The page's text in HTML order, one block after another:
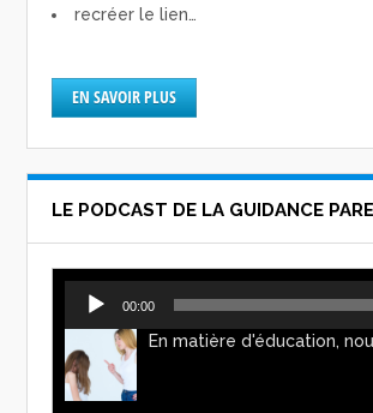
recréer le lien…
EN SAVOIR PLUS
LE PODCAST DE LA GUIDANCE
Lecteur
audio
00:00